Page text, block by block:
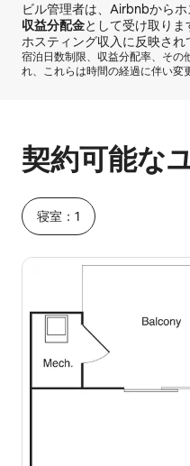
ビル管理者は、Airbnbから
収益分配金として受け取り
ホスティング収入に反映され
宿泊日数制限、収益分配率、その
れ、これらは時間の経過に伴い変
契約可能な
寝室：1